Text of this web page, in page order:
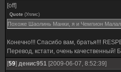
[off]
Quote (Уллис)
Похоже Шаолинь Манки, я и Чемпион
Конечно!!! Спасибо вам, братья!!!
Перевод, кстати, очень качественный!
[59] денис951 [2009-06-07, 8:52:39]